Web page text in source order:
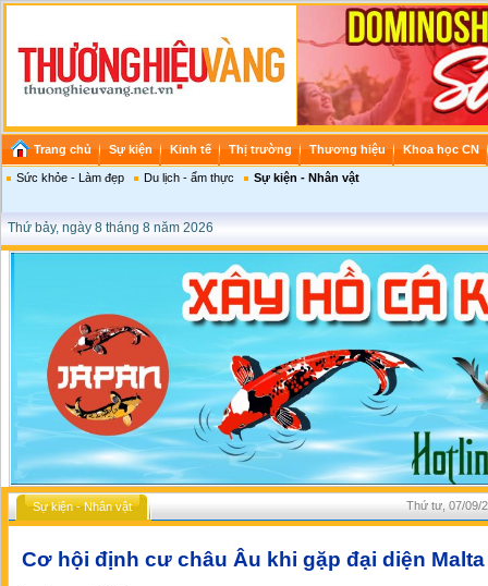
Trang chủ Sự kiện Kinh tế Thị trường Thương hiệu Khoa học CN
Sức khỏe - Làm đẹp Du lịch - ẩm thực Sự kiện - Nhân vật
Thứ bảy, ngày 8 tháng 8 năm 2026
Sự kiện - Nhân vật Thứ tư, 07/09/
Cơ hội định cư châu Âu khi gặp đại diện Malta